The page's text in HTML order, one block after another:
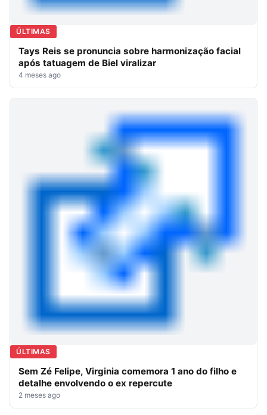
ÚLTIMAS
Tays Reis se pronuncia sobre harmonização facial
após tatuagem de Biel viralizar
4 meses ago
ÚLTIMAS
Sem Zé Felipe, Virginia comemora 1 ano do filho e
detalhe envolvendo o ex repercute
2 meses ago